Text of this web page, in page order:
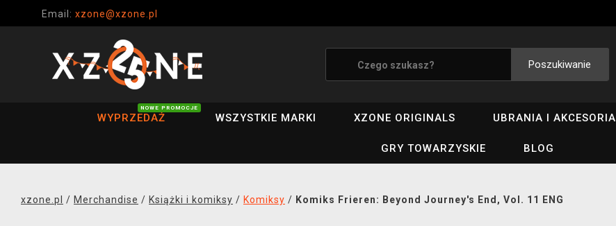
Email: xzone@xzone.pl
Poszukiwanie
WYPRZEDAŻ
NOWE PROMOCJE
WSZYSTKIE MARKI XZONE ORIGINALS UBRANIA I AKCESORIA
GRY TOWARZYSKIE BLOG
xzone.pl / Merchandise / Książki i komiksy / Komiksy / Komiks Frieren: Beyond Journey's End, Vol. 11 ENG